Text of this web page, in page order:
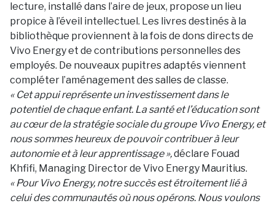
lecture, installé dans l’aire de jeux, propose un lieu
propice à l’éveil intellectuel. Les livres destinés à la
bibliothèque proviennent à la fois de dons directs de
Vivo Energy et de contributions personnelles des
employés. De nouveaux pupitres adaptés viennent
compléter l’aménagement des salles de classe.
« Cet appui représente un investissement dans le
potentiel de chaque enfant. La santé et l’éducation sont
au cœur de la stratégie sociale du groupe Vivo Energy, et
nous sommes heureux de pouvoir contribuer à leur
autonomie et à leur apprentissage »,déclare Fouad
Khfifi, Managing Director de Vivo Energy Mauritius.
« Pour Vivo Energy, notre succès est étroitement lié à
celui des communautés où nous opérons. Nous voulons